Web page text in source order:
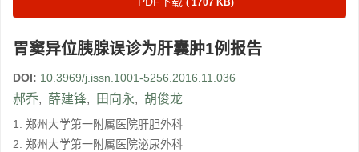
( 1707 KB)
胃窦异位胰腺误诊为肝囊肿1例报告
DOI: 10.3969/j.issn.1001-5256.2016.11.036
郝乔, 薛建锋, 田向永, 胡俊龙
1. 郑州大学第一附属医院肝胆外科
2. 郑州大学第一附属医院泌尿外科